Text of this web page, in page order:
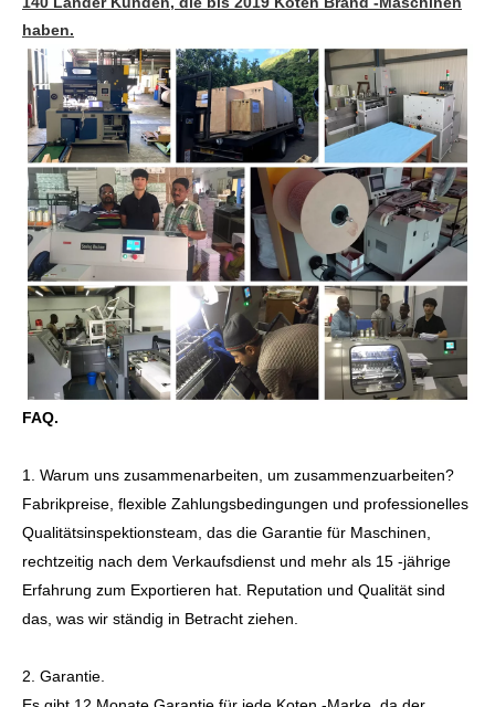
140 Länder Kunden, die bis 2019 Koten Brand -Maschinen
haben.